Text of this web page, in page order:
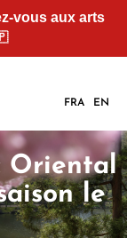
vous aux arts
FRA EN
Oriental
le